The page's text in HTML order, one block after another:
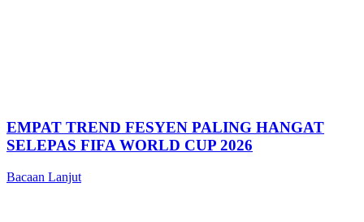
EMPAT TREND FESYEN PALING HANGAT
SELEPAS FIFA WORLD CUP 2026
Bacaan Lanjut